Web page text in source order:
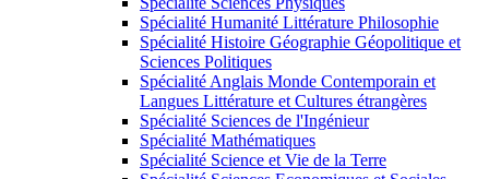
Spécialité Humanité Littérature Philosophie
Spécialité Histoire Géographie Géopolitique et
Sciences Politiques
Spécialité Anglais Monde Contemporain et
Langues Littérature et Cultures étrangères
Spécialité Sciences de l'Ingénieur
Spécialité Mathématiques
Spécialité Science et Vie de la Terre